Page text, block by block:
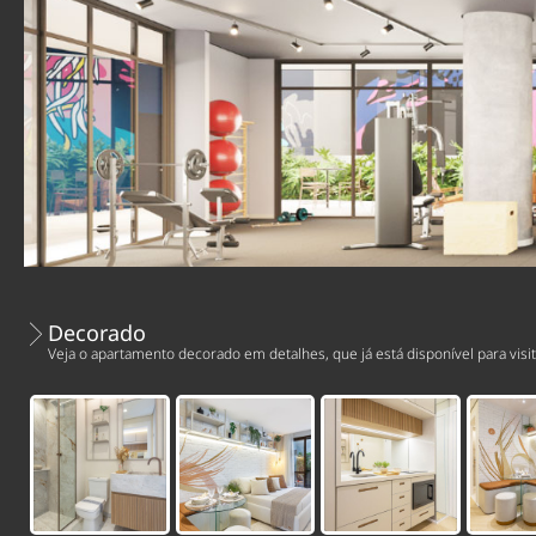
Decorado
Veja o apartamento decorado em detalhes, que já está disponível para